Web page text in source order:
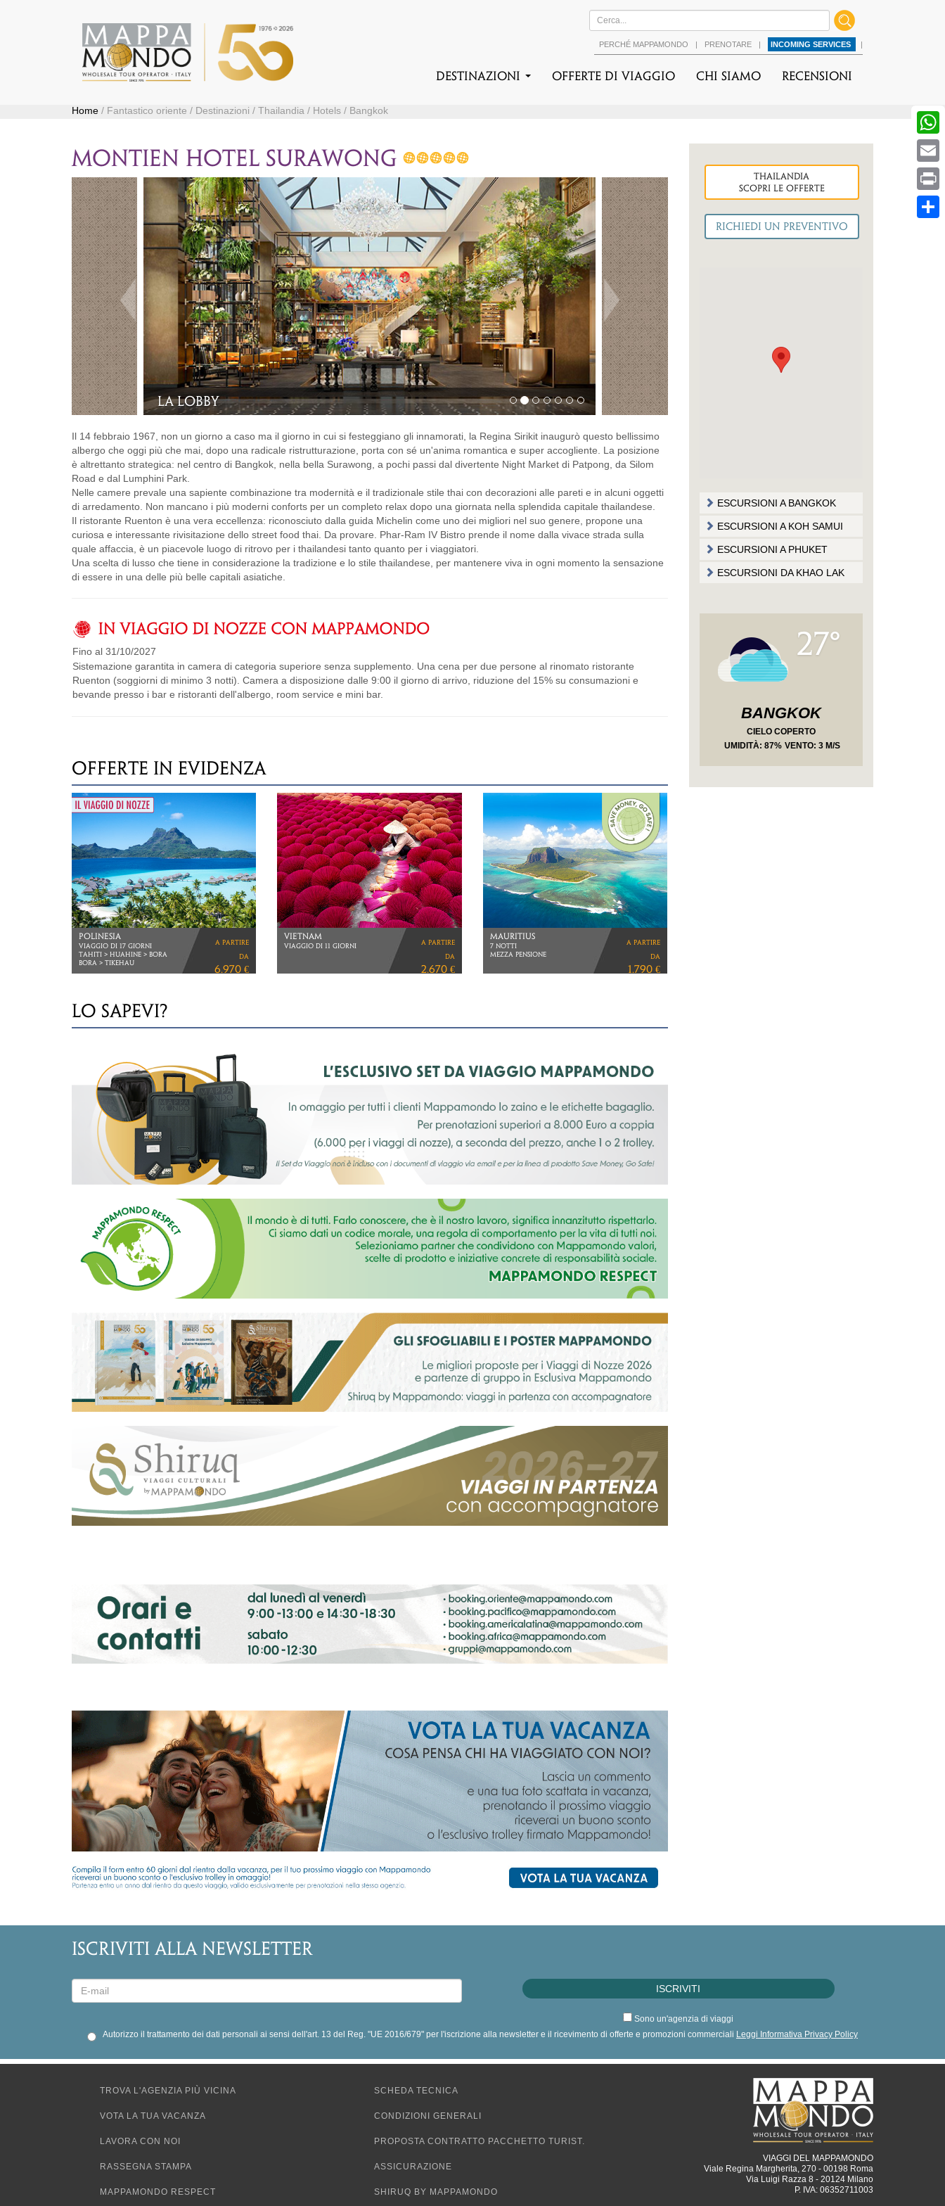
PERCHÉ MAPPAMONDO | PRENOTARE | INCOMING SERVICES |
DESTINAZIONI Offerte di viaggio Chi Siamo Recensioni
Home / Fantastico oriente / Destinazioni / Thailandia / Hotels / Bangkok
MONTIEN HOTEL SURAWONG
La piscina
Precedente Successiva
Il 14 febbraio 1967, non un giorno a caso ma il giorno in cui si festeggiano gli innamorati, la Regina Sirikit inaugurò questo bellissimo
albergo che oggi più che mai, dopo una radicale ristrutturazione, porta con sé un'anima romantica e super accogliente. La posizione
è altrettanto strategica: nel centro di Bangkok, nella bella Surawong, a pochi passi dal divertente Night Market di Patpong, da Silom
Road e dal Lumphini Park.
Nelle camere prevale una sapiente combinazione tra modernità e il tradizionale stile thai con decorazioni alle pareti e in alcuni oggetti
di arredamento. Non mancano i più moderni conforts per un completo relax dopo una giornata nella splendida capitale thailandese.
Il ristorante Ruenton è una vera eccellenza: riconosciuto dalla guida Michelin come uno dei migliori nel suo genere, propone una
curiosa e interessante rivisitazione dello street food thai. Da provare. Phar-Ram IV Bistro prende il nome dalla vivace strada sulla
quale affaccia, è un piacevole luogo di ritrovo per i thailandesi tanto quanto per i viaggiatori.
Una scelta di lusso che tiene in considerazione la tradizione e lo stile thailandese, per mantenere viva in ogni momento la sensazione
di essere in una delle più belle capitali asiatiche.
Fino al 31/10/2027
Sistemazione garantita in camera di categoria superiore senza supplemento. Una cena per due persone al rinomato ristorante
Ruenton (soggiorni di minimo 3 notti). Camera a disposizione dalle 9:00 il giorno di arrivo, riduzione del 15% su consumazioni e
bevande presso i bar e ristoranti dell'albergo, room service e mini bar.
OFFERTE IN EVIDENZA
GIAPPONE
VIAGGIO DI 12 GIORNI
Voli Cathay Pacific
via Hong Kong
a partire
da
3.950 €
TANZANIA
I PARCHI DEL NORD
a partire
da
4.480 €
GIAPPONE
LA FIORITURA DEI CILIEGI
VOLI DIRETTI ITA AIRWAYS
a partire
da
5.390 €
LO SAPEVI?
thailandia
Scopri le OFFERTE
ESCURSIONI A BANGKOK
ESCURSIONI A KOH SAMUI
ESCURSIONI A PHUKET
ESCURSIONI DA KHAO LAK
27°
BANGKOK
CIELO COPERTO
UMIDITÀ: 87% VENTO: 3 M/S
ISCRIVITI ALLA NEWSLETTER
Sono un'agenzia di viaggi
Autorizzo il trattamento dei dati personali ai sensi dell'art. 13 del Reg. "UE 2016/679" per l'iscrizione alla newsletter e il ricevimento di offerte e promozioni commerciali Leggi Informativa Privacy Policy
TROVA L'AGENZIA PIÙ VICINA
VOTA LA TUA VACANZA
LAVORA CON NOI
RASSEGNA STAMPA
MAPPAMONDO RESPECT
SCHEDA TECNICA
CONDIZIONI GENERALI
PROPOSTA CONTRATTO PACCHETTO TURIST.
ASSICURAZIONE
SHIRUQ BY MAPPAMONDO
VIAGGI DEL MAPPAMONDO
Viale Regina Margherita, 270 - 00198 Roma
Via Luigi Razza 8 - 20124 Milano
P. IVA: 06352711003